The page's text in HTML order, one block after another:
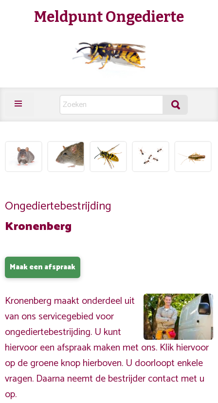
Meldpunt Ongedierte
Ongediertebestrijding
Kronenberg
Maak een afspraak
Kronenberg maakt onderdeel uit
van ons servicegebied voor
ongediertebestrijding. U kunt
hiervoor een afspraak maken met ons. Klik hiervoor
op de groene knop hierboven. U doorloopt enkele
vragen. Daarna neemt de bestrijder contact met u
op.